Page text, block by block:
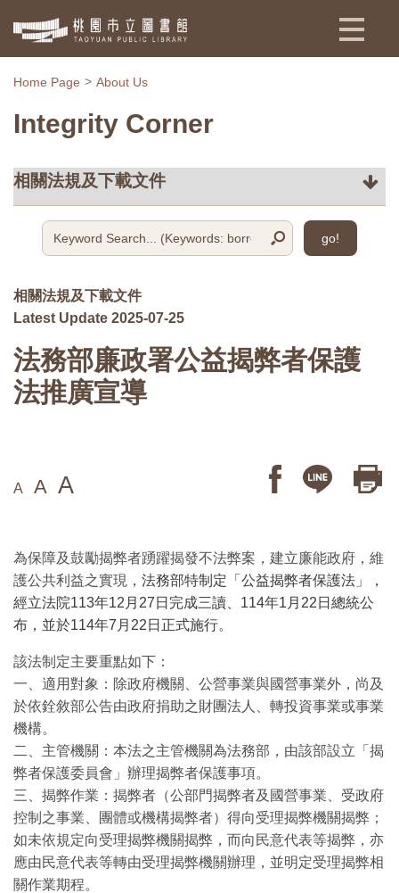
:::
Home Page About Us
Integrity Corner
go!
相關法規及下載文件
Latest Update 2025-07-25
法務部廉政署公益揭弊者保護
法推廣宣導
A A A
為保障及鼓勵揭弊者踴躍揭發不法弊案，建立廉能政府，維
護公共利益之實現 ，法務部特制定「公益揭弊者保護法」，
經立法院113年12月27日完成三讀、114年1月22日總統公
布，並於114年7月22日正式施行。
該法制定主要重點如下：
一、適用對象：除政府機關、公營事業與國營事業外，尚及
於依銓敘部公告由政府捐助之財團法人、轉投資事業或事業
機構。
二、主管機關：本法之主管機關為法務部，由該部設立「揭
弊者保護委員會」辦理揭弊者保護事項。
三、揭弊作業：揭弊者（公部門揭弊者及國營事業、受政府
控制之事業、團體或機構揭弊者）得向受理揭弊機關揭弊；
如未依規定向受理揭弊機關揭弊，而向民意代表等揭弊，亦
應由民意代表等轉由受理揭弊機關辦理，並明定受理揭弊相
關作業期程。